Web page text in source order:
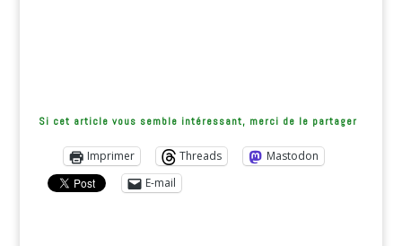
Si cet article vous semble intéressant, merci de le partager
Imprimer Threads
Mastodon
E-mail